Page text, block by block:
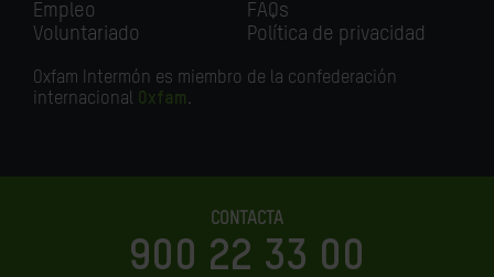
Empleo
Voluntariado
FAQs
Política de privacidad
Oxfam Intermón es miembro de la confederación
internacional Oxfam.
CONTACTA
900 22 33 00